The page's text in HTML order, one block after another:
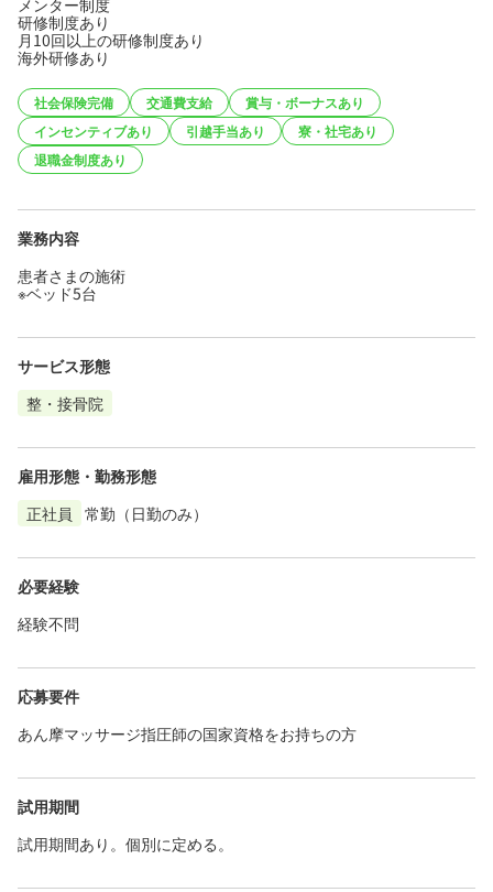
研修制度あり
月10回以上の研修制度あり
海外研修あり
社会保険完備 交通費支給
賞与・ボーナスあり
インセンティブあり
引越手当あり
寮・社宅あり
退職金制度あり
業務内容
患者さまの施術
※ベッド5台
サービス形態
整・接骨院
雇用形態・勤務形態
正社員
常勤（日勤のみ）
必要経験
経験不問
応募要件
あん摩マッサージ指圧師の国家資格をお持ちの方
試用期間
試用期間あり。個別に定める。